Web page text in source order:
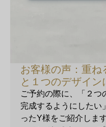
お客様の声：重ね
と１つのデザイ
ご予約の際に、「２つ
完成するようにしたい
ったY様をご紹介しま